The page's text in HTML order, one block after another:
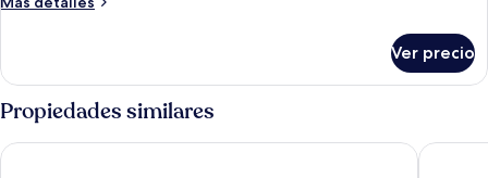
triple
Ver precio
Propiedades similares
Hotel Alcaravan Medellín Hotel